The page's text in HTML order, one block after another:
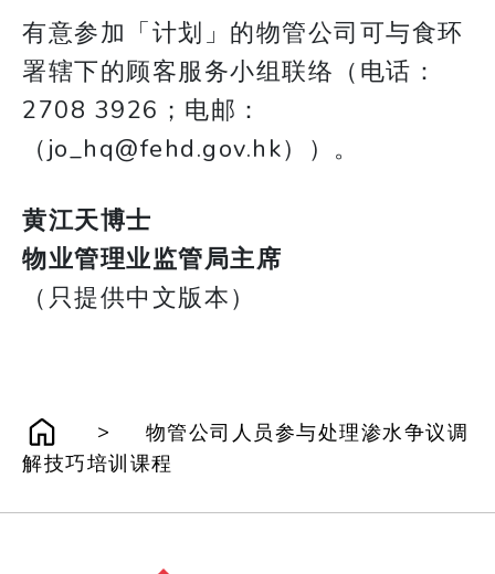
有意参加「计划」的物管公司可与食环
署辖下的顾客服务小组联络（电话：
2708 3926；电邮：
（jo_hq@fehd.gov.hk））。
黄江天博士
物业管理业监管局主席
（只提供中文版本）
>
物管公司人员参与处理渗水争议调
解技巧培训课程